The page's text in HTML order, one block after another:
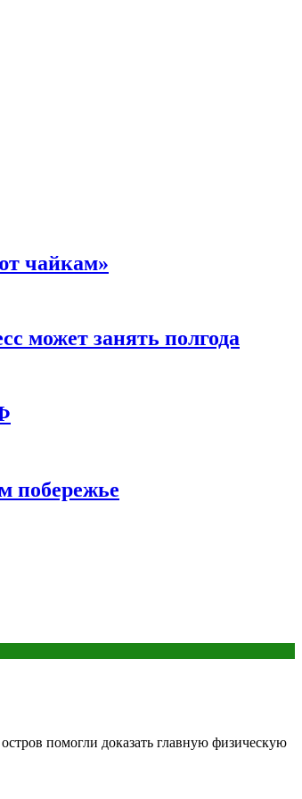
чайкам»
может занять полгода
побережье
помогли доказать главную физическую